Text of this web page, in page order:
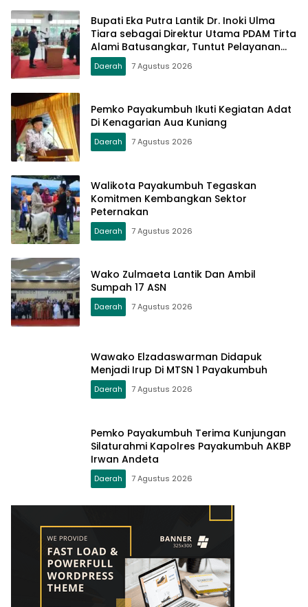
Bupati Eka Putra Lantik Dr. Inoki Ulma
Tiara sebagai Direktur Utama PDAM Tirta
Alami Batusangkar, Tuntut Pelayanan
Prima dan Tata Kelola Profesional
Daerah 7 Agustus 2026
Pemko Payakumbuh Ikuti Kegiatan Adat
Di Kenagarian Aua Kuniang
Daerah 7 Agustus 2026
Walikota Payakumbuh Tegaskan
Komitmen Kembangkan Sektor
Peternakan
Daerah 7 Agustus 2026
Wako Zulmaeta Lantik Dan Ambil
Sumpah 17 ASN
Daerah 7 Agustus 2026
Wawako Elzadaswarman Didapuk
Menjadi Irup Di MTSN 1 Payakumbuh
Daerah 7 Agustus 2026
Pemko Payakumbuh Terima Kunjungan
Silaturahmi Kapolres Payakumbuh AKBP
Irwan Andeta
Daerah 7 Agustus 2026